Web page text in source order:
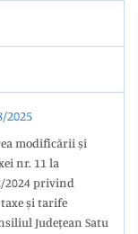
2025
modificării și
nr. 11 la
2024 privind
și tarife
Județean Satu